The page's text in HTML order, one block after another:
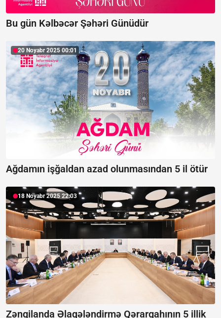
Bu gün Kəlbəcər Şəhəri Günüdür
20 Noyabr 2025 00:01
Ağdamın işğaldan azad olunmasından 5 il ötür
18 Noyabr 2025 22:03
Zəngilanda Əlaqələndirmə Qərargahının 5 illik